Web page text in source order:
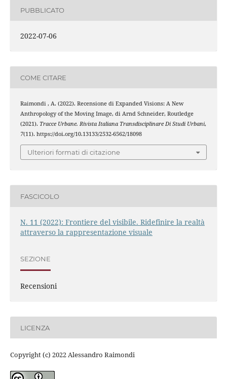
PUBBLICATO
2022-07-06
COME CITARE
Raimondi , A. (2022). Recensione di Expanded Visions: A New
Anthropology of the Moving Image, di Arnd Schneider, Routledge
(2021). Tracce Urbane. Rivista Italiana Transdisciplinare Di Studi Urbani,
7(11). https://doi.org/10.13133/2532-6562/18098
Ulteriori formati di citazione
FASCICOLO
N. 11 (2022): Frontiere del visibile. Ridefinire la realtà
attraverso la rappresentazione visuale
SEZIONE
Recensioni
LICENZA
Copyright (c) 2022 Alessandro Raimondi